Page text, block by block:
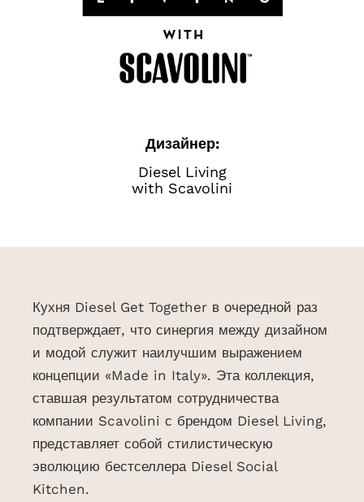
Дизайнер:
Diesel Living
with Scavolini
Кухня Diesel Get Together в очередной раз
подтверждает, что синергия между дизайном
и модой служит наилучшим выражением
концепции «Made in Italy». Эта коллекция,
ставшая результатом сотрудничества
компании Scavolini с брендом Diesel Living,
представляет собой стилистическую
эволюцию бестселлера Diesel Social
Kitchen.